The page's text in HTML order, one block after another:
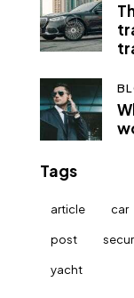
Tags
article car
post
yacht